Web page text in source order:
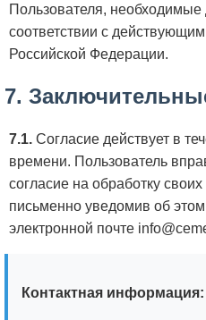
Пользователя, необходимые
соответствии с
Российской Федерации.
7.
7.1. Согласие действует в
времени. Пользователь
согласие на обработку
письменно уведомив об
электронной почте
Контактная информация: